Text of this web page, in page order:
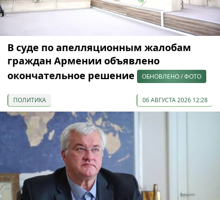
В суде по апелляционным жалобам
граждан Армении объявлено
окончательное решение
ОБНОВЛЕНО / ФОТО
ПОЛИТИКА 06 АВГУСТА 2026 12:28